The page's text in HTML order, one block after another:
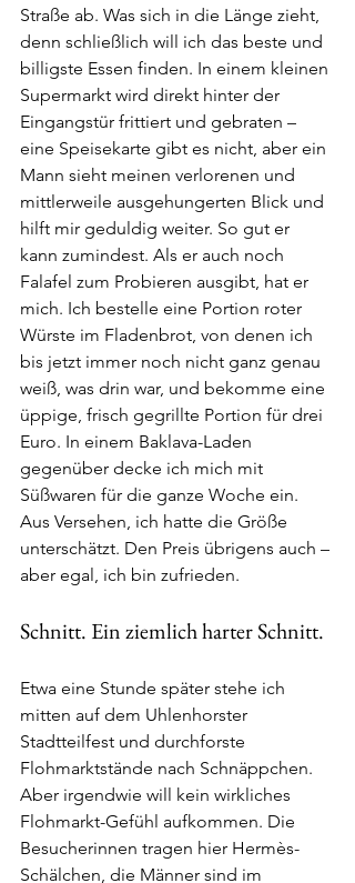
Straße ab. Was sich in die Länge zieht,
denn schließlich will ich das beste und
billigste Essen finden. In einem kleinen
Supermarkt wird direkt hinter der
Eingangstür frittiert und gebraten –
eine Speisekarte gibt es nicht, aber ein
Mann sieht meinen verlorenen und
mittlerweile ausgehungerten Blick und
hilft mir geduldig weiter. So gut er
kann zumindest. Als er auch noch
Falafel zum Probieren ausgibt, hat er
mich. Ich bestelle eine Portion roter
Würste im Fladenbrot, von denen ich
bis jetzt immer noch nicht ganz genau
weiß, was drin war, und bekomme eine
üppige, frisch gegrillte Portion für drei
Euro. In einem Baklava-Laden
gegenüber decke ich mich mit
Süßwaren für die ganze Woche ein.
Aus Versehen, ich hatte die Größe
unterschätzt. Den Preis übrigens auch –
aber egal, ich bin zufrieden.
Schnitt. Ein ziemlich harter Schnitt.
Etwa eine Stunde später stehe ich
mitten auf dem Uhlenhorster
Stadtteilfest und durchforste
Flohmarktstände nach Schnäppchen.
Aber irgendwie will kein wirkliches
Flohmarkt-Gefühl aufkommen. Die
Besucherinnen tragen hier Hermès-
Schälchen, die Männer sind im